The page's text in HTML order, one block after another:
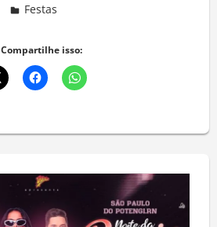
Festas
Compartilhe isso: